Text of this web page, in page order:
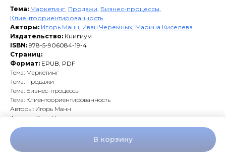
В корзину
Тема: Маркетинг, Продажи, Бизнес-процессы,
Клиентоориентированность
Авторы: Игорь Манн, Иван Черемных, Марина Киселева
Издательство: Книгиум
ISBN: 978-5-906084-19-4
Страниц:
Формат: EPUB, PDF
Тема: Маркетинг
Тема: Продажи
Тема: Бизнес-процессы
Тема: Клиентоориентированность
Авторы: Игорь Манн
Авторы: Иван Черемных
Авторы: Марина Киселева